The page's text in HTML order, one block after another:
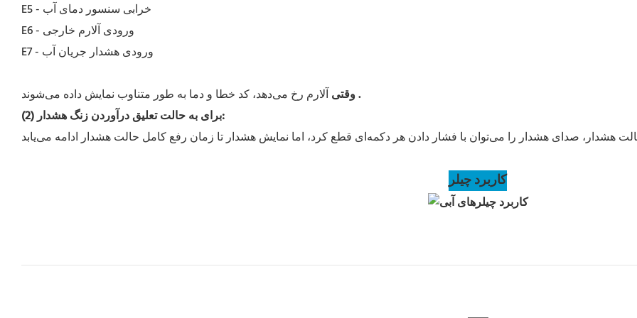
E5 - خرابی سنسور دمای آب
E6 - ورودی آلارم خارجی
E7 - ورودی هشدار جریان آب
وقتی.
(2) برای به حالت تعلیق درآوردن زنگ هشدار:
کاربرد چیلر